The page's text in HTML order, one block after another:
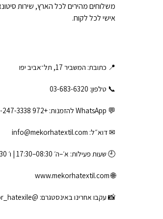
משלוחים מהירים לכל הארץ, שירות
אישי לכל לקוח.
📍 כתובת: המשביר 17, תל־אביב יפו
📞 טלפון: ‎03-683-6320
💬 WhatsApp להזמנות: +972 55-247-3338
✉ דוא״ל: info@mekorhatextil.com
🕘 שעות פעילות: א׳–ה׳ 08:30–17:30 | ו׳ 08:30–12:00
🌐
www.mekorhatextil.com
📸 עקבו אחרינו באינסטגרם: @makor_hatexile